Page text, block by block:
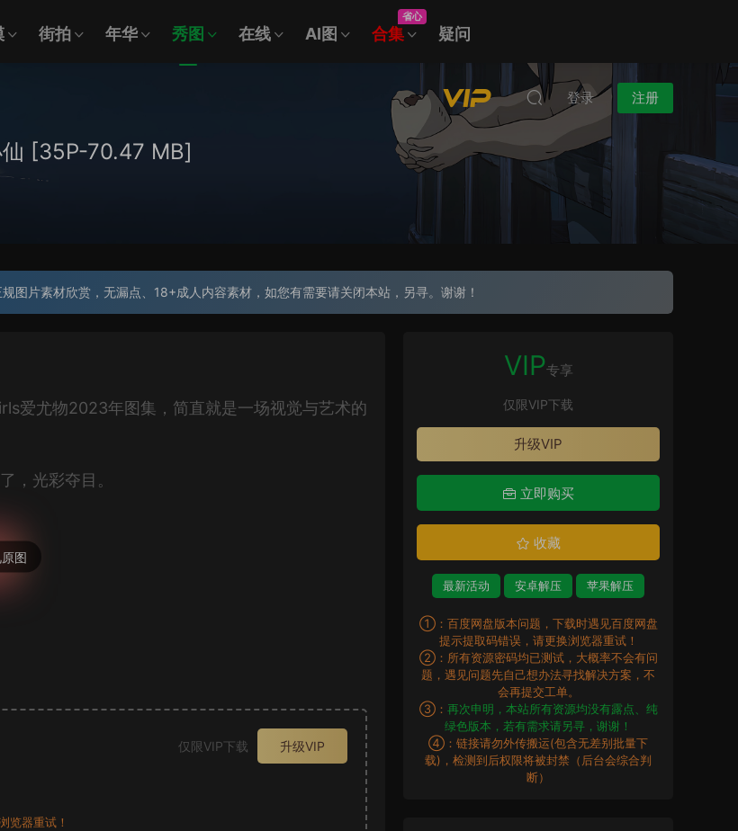
街拍 年华 秀图 在线 AI图 合集
省心
疑问
登录 注册
[35P-70.47 MB]
图片素材欣赏，无漏点、18+成人内容素材，如您有需要请关闭本站，另寻。谢谢！
爱尤物2023年图集，简直就是一场视觉与艺术的
，光彩夺目。
仅限VIP下载 升级VIP
览器重试！
VIP专享
仅限VIP下载
升级VIP
立即购买
收藏
最新活动 安卓解压 苹果解压
①：百度网盘版本问题，下载时遇见百度网盘
提示提取码错误，请更换浏览器重试！
②：所有资源密码均已测试，大概率不会有问
题，遇见问题先自己想办法寻找解决方案，不
会再提交工单。
③： 再次申明，本站所有资源均没有露点、纯
绿色版本，若有需求请另寻，谢谢！
④：链接请勿外传搬运(包含无差别批量下
载)，检测到后权限将被封禁（后台会综合判
断）